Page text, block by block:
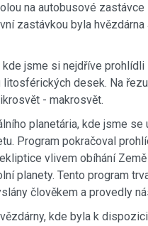
na autobusové
zastávkou byla
jsme si nejdříve
desek. Na
- makrosvět.
planetária, kde jsme
Program pokračoval
vlivem obíhání
planety. Tento program
člověkem a provedly
kde byla k